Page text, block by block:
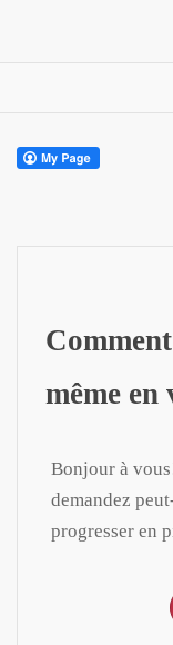
même en
Bonjour à
demandez
progresser en